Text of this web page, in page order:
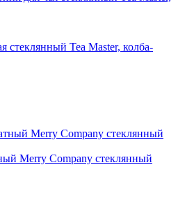
стеклянный Tea Master, колба-
Merry Company стеклянный